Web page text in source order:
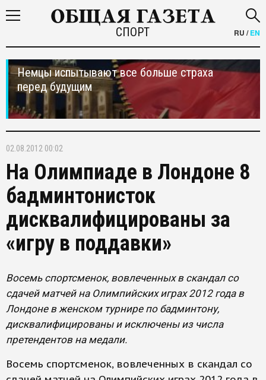
СПОРТ RU /EN
Немцы испытывают все больше страха
перед будущим
02.08.2012 00:02
На Олимпиаде в Лондоне 8
бадминтонисток
дисквалифицированы за
«игру в поддавки»
Восемь спортсменок, вовлеченных в скандал со
сдачей матчей на Олимпийских играх 2012 года в
Лондоне в женском турнире по бадминтону,
дисквалифицированы и исключены из числа
претендентов на медали.
Восемь спортсменок, вовлеченных в скандал со